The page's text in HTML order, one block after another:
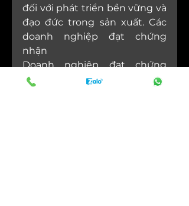
đối với phát triển bền vững và
đạo đức trong sản xuất. Các
doanh nghiệp đạt chứng
nhận
Doanh nghiệp đạt chứng
nhận SMETA chứng tỏ rằng